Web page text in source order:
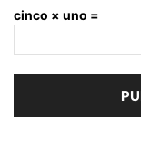
cinco × uno =